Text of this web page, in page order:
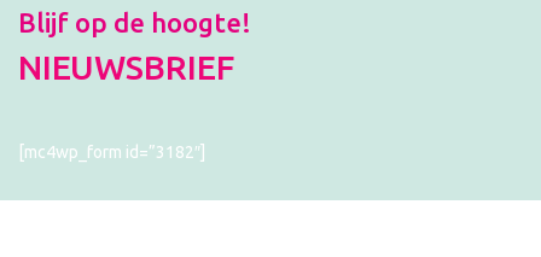
Blijf op de hoogte!
NIEUWSBRIEF
[mc4wp_form id=”3182″]